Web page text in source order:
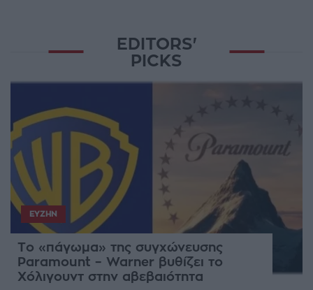
EDITORS'
PICKS
ΕΥΖΗΝ
Το «πάγωμα» της συγχώνευσης
Paramount – Warner βυθίζει το
Χόλιγουντ στην αβεβαιότητα